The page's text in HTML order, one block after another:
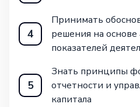
4
Принимать
решения на
показателей
5
Знать принципы
отчетности и
капитала